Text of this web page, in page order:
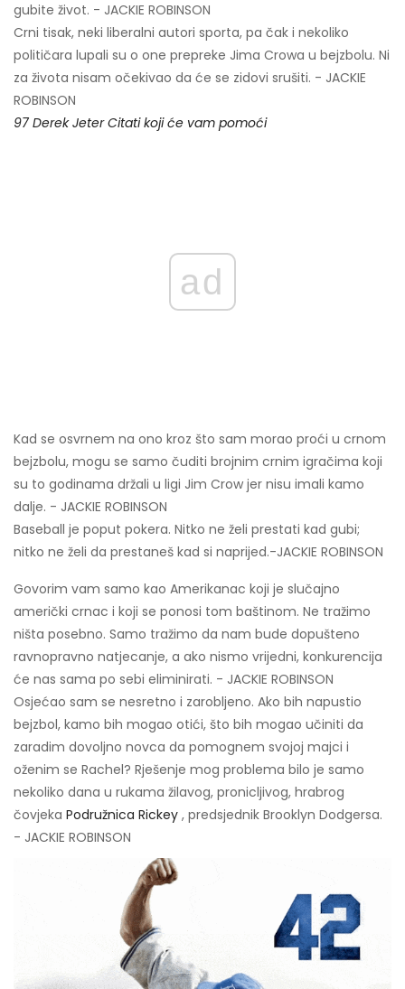
gubite život. - JACKIE ROBINSON
Crni tisak, neki liberalni autori sporta, pa čak i nekoliko
političara lupali su o one prepreke Jima Crowa u bejzbolu. Ni
za života nisam očekivao da će se zidovi srušiti. - JACKIE
ROBINSON
97 Derek Jeter Citati koji će vam pomoći
ad
Kad se osvrnem na ono kroz što sam morao proći u crnom
bejzbolu, mogu se samo čuditi brojnim crnim igračima koji
su to godinama držali u ligi Jim Crow jer nisu imali kamo
dalje. - JACKIE ROBINSON
Baseball je poput pokera. Nitko ne želi prestati kad gubi;
nitko ne želi da prestaneš kad si naprijed.-JACKIE ROBINSON
Govorim vam samo kao Amerikanac koji je slučajno
američki crnac i koji se ponosi tom baštinom. Ne tražimo
ništa posebno. Samo tražimo da nam bude dopušteno
ravnopravno natjecanje, a ako nismo vrijedni, konkurencija
će nas sama po sebi eliminirati. - JACKIE ROBINSON
Osjećao sam se nesretno i zarobljeno. Ako bih napustio
bejzbol, kamo bih mogao otići, što bih mogao učiniti da
zaradim dovoljno novca da pomognem svojoj majci i
oženim se Rachel? Rješenje mog problema bilo je samo
nekoliko dana u rukama žilavog, pronicljivog, hrabrog
čovjeka Podružnica Rickey , predsjednik Brooklyn Dodgersa.
- JACKIE ROBINSON